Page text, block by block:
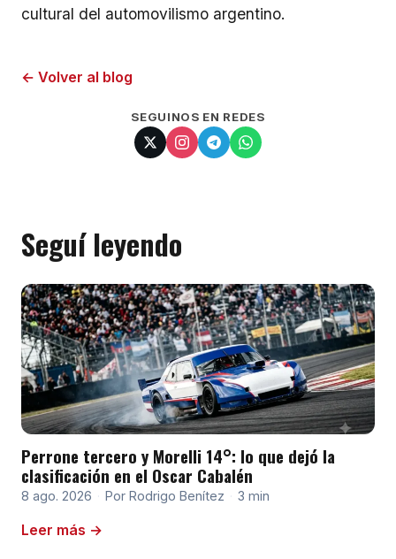
cultural del automovilismo argentino.
← Volver al blog
SEGUINOS EN REDES
Seguí leyendo
Perrone tercero y Morelli 14°: lo que dejó la
clasificación en el Oscar Cabalén
8 ago. 2026 · Por Rodrigo Benítez · 3 min
Leer más →